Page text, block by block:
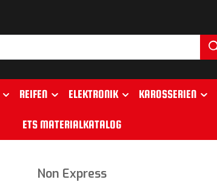
REIFEN ELEKTRONIK KAROSSERIEN
ETS MATERIALKATALOG
Non Express